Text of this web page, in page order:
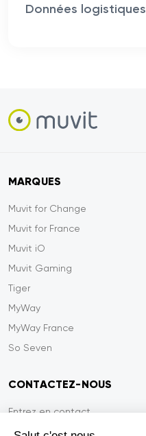
Données logistiques
MARQUES
Muvit for Change
Muvit for France
Muvit iO
Muvit Gaming
Tiger
MyWay
MyWay France
So Seven
CONTACTEZ-NOUS
Entrez en contact
Paiement sécurisé